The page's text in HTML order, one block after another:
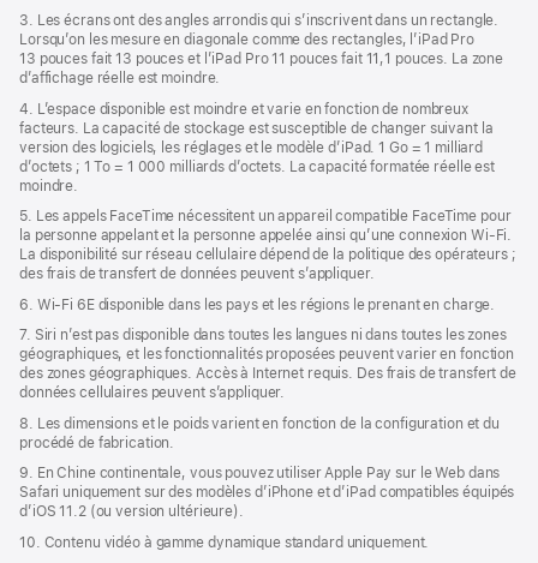
3. Les écrans ont des angles arrondis qui s’inscrivent dans un rectangle.
Lorsqu’on les mesure en diagonale comme des rectangles, l’iPad Pro
13 pouces fait 13 pouces et l’iPad Pro 11 pouces fait 11,1 pouces. La zone
d’affichage réelle est moindre.
4. L’espace disponible est moindre et varie en fonction de nombreux
facteurs. La capacité de stockage est susceptible de changer suivant la
version des logiciels, les réglages et le modèle d’iPad. 1 Go = 1 milliard
d’octets ; 1 To = 1 000 milliards d’octets. La capacité formatée réelle est
moindre.
5. Les appels FaceTime nécessitent un appareil compatible FaceTime pour
la personne appelant et la personne appelée ainsi qu’une connexion Wi‑Fi.
La disponibilité sur réseau cellulaire dépend de la politique des opérateurs ;
des frais de transfert de données peuvent s’appliquer.
6. Wi‑Fi 6E disponible dans les pays et les régions le prenant en charge.
7. Siri n’est pas disponible dans toutes les langues ni dans toutes les zones
géographiques, et les fonctionnalités proposées peuvent varier en fonction
des zones géographiques. Accès à Internet requis. Des frais de transfert de
données cellulaires peuvent s’appliquer.
8. Les dimensions et le poids varient en fonction de la configuration et du
procédé de fabrication.
9. En Chine continentale, vous pouvez utiliser Apple Pay sur le Web dans
Safari uniquement sur des modèles d’iPhone et d’iPad compatibles équipés
d’iOS 11.2 (ou version ultérieure).
10. Contenu vidéo à gamme dynamique standard uniquement.